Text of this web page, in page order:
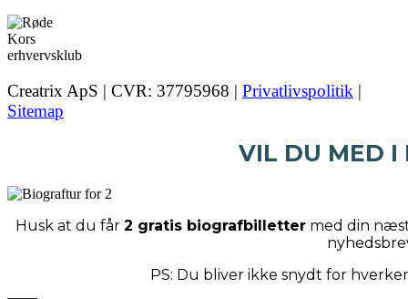
Creatrix ApS | CVR: 37795968 | Privatlivspolitik |
Sitemap
VIL DU MED I
Husk at du får 2 gratis biografbillettermed din
PS: Du bliver ikke snydt for